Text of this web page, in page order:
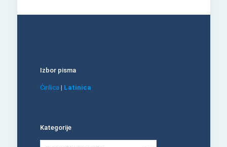
Izbor pisma
Ćirilica | Latinica
Kategorije